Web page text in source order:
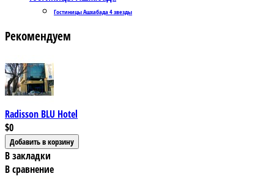
Гостиницы Ашхабада 4 звезды
Рекомендуем
Radisson BLU Hotel
$0
В закладки
В сравнение